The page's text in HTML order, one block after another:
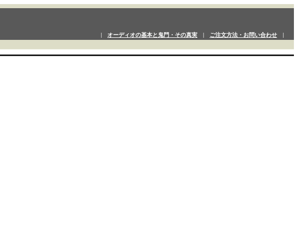
オーディオの基本と鬼門・その真実 ご注文方法・お問い合わせ